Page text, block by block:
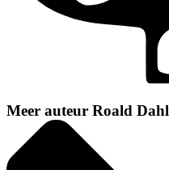
Meer auteur Roald Dahl